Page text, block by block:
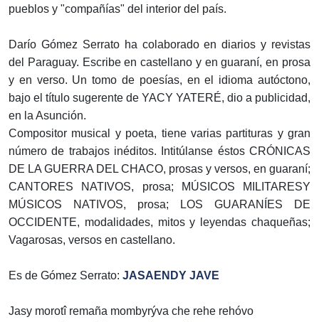
pueblos y "compañías" del interior del país.
Darío Gómez Serrato ha colaborado en diarios y revistas
del Paraguay. Escribe en castellano y en guaraní, en prosa
y en verso. Un tomo de poesías, en el idioma autóctono,
bajo el título sugerente de YACY YATERÉ, dio a publicidad,
en la Asunción.
Compositor musical y poeta, tiene varias partituras y gran
número de trabajos inéditos. Intitúlanse éstos CRÓNICAS
DE LA GUERRA DEL CHACO, prosas y versos, en guaraní;
CANTORES NATIVOS, prosa; MÚSICOS MILITARESY
MÚSICOS NATIVOS, prosa; LOS GUARANÍES DE
OCCIDENTE, modalidades, mitos y leyendas chaqueñas;
Vagarosas, versos en castellano.
Es de Gómez Serrato: JASAENDY JAVE
Jasy morotî remaña mombyrýva che rehe rehóvo